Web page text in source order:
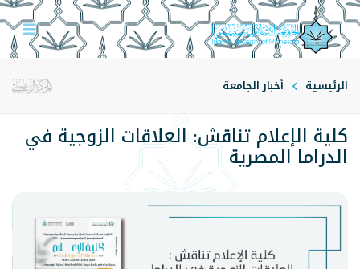
الرئيسية أخبار الجامعة
كلية الإعلام تناقش: العلاقات الزوجية في
الدراما المصرية